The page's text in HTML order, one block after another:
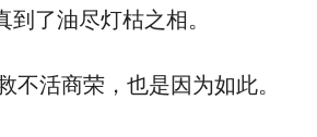
到了油尽灯枯之相。
活商荣，也是因为如此。